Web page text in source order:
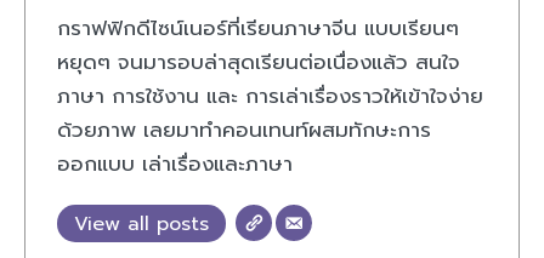
กราฟฟิกดีไซน์เนอร์ที่เรียนภาษาจีน แบบเรียนๆ
หยุดๆ จนมารอบล่าสุดเรียนต่อเนื่องแล้ว สนใจ
ภาษา การใช้งาน และ การเล่าเรื่องราวให้เข้าใจง่าย
ด้วยภาพ เลยมาทำคอนเทนท์ผสมทักษะการ
ออกแบบ เล่าเรื่องและภาษา
View all posts